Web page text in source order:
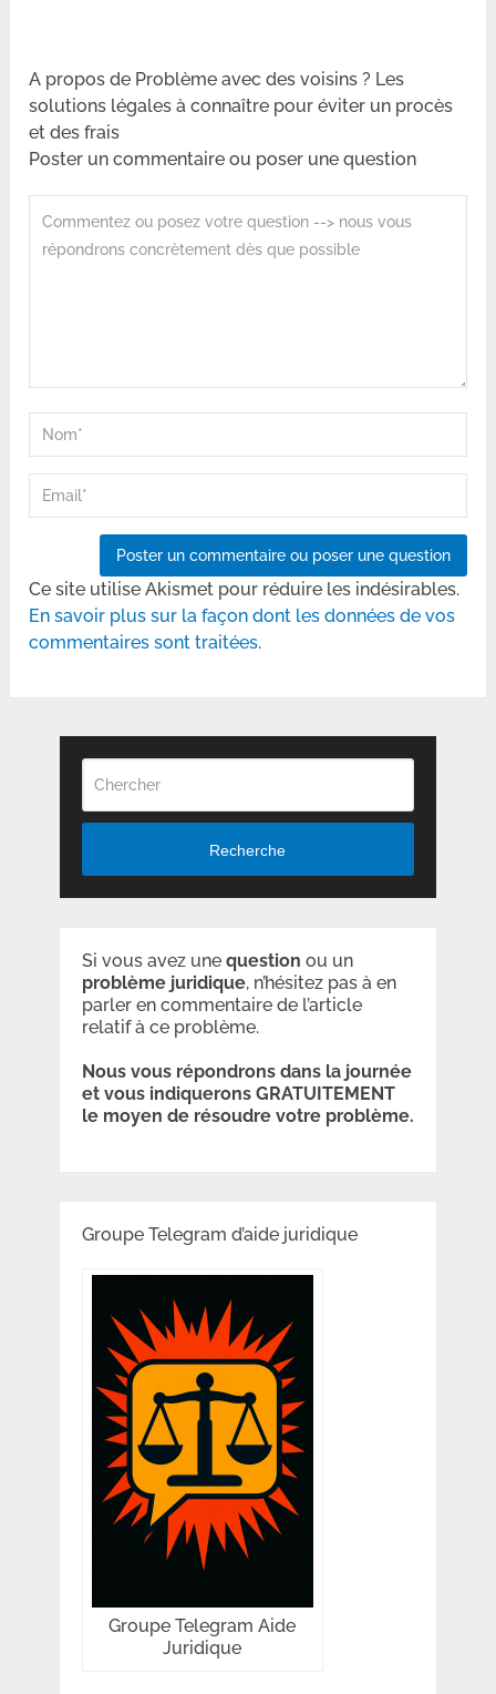
A propos de Problème avec des voisins ? Les
solutions légales à connaître pour éviter un procès
et des frais
Poster un commentaire ou poser une question
Ce site utilise Akismet pour réduire les indésirables.
En savoir plus sur la façon dont les données de vos
commentaires sont traitées.
Recherche
Si vous avez une question ou un
problème juridique, n’hésitez pas à en
parler en commentaire de l’article
relatif à ce problème.
Nous vous répondrons dans la journée
et vous indiquerons GRATUITEMENT
le moyen de résoudre votre problème.
Groupe Telegram d’aide juridique
Groupe Telegram Aide
Juridique